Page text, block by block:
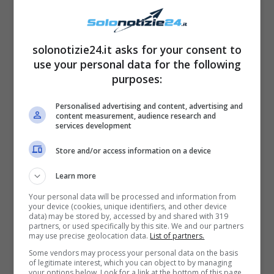
prevedibile) sempre molto richiesto. Con la
sua band si esibisce nel ruolo di cantante,
suonando anche il piano e la chitarra.
Fonte: Instagram
Un ritorno sul palcoscenico a lungo
solonotizie24.it asks for your consent to
use your personal data for the following
purposes:
Personalised advertising and content, advertising and
content measurement, audience research and
services development
Store and/or access information on a device
Learn more
Your personal data will be processed and information from
your device (cookies, unique identifiers, and other device
data) may be stored by, accessed by and shared with 319
partners, or used specifically by this site. We and our partners
may use precise geolocation data. List of partners.
Some vendors may process your personal data on the basis
of legitimate interest, which you can object to by managing